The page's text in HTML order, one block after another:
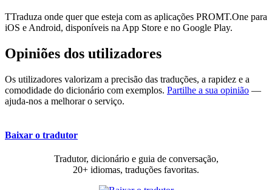
TTraduza onde quer que esteja com as aplicações PROMT.One para
iOS e Android, disponíveis na App Store e no Google Play.
Opiniões dos utilizadores
Os utilizadores valorizam a precisão das traduções, a rapidez e a
comodidade do dicionário com exemplos. Partilhe a sua opinião —
ajuda-nos a melhorar o serviço.
Baixar o tradutor
Tradutor, dicionário e guia de conversação,
20+ idiomas, traduções favoritas.